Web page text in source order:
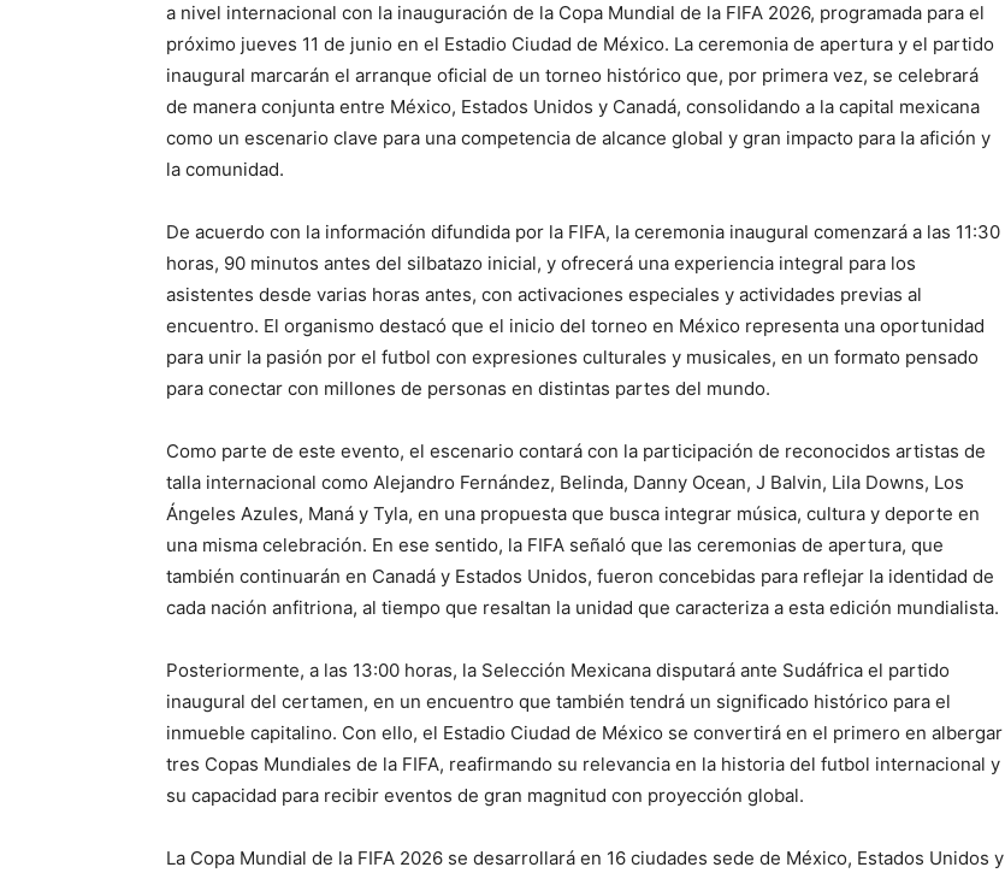
a nivel internacional con la inauguración de la Copa Mundial de la FIFA 2026, programada para el
próximo jueves 11 de junio en el Estadio Ciudad de México. La ceremonia de apertura y el partido
inaugural marcarán el arranque oficial de un torneo histórico que, por primera vez, se celebrará
de manera conjunta entre México, Estados Unidos y Canadá, consolidando a la capital mexicana
como un escenario clave para una competencia de alcance global y gran impacto para la afición y
la comunidad.
De acuerdo con la información difundida por la FIFA, la ceremonia inaugural comenzará a las 11:30
horas, 90 minutos antes del silbatazo inicial, y ofrecerá una experiencia integral para los
asistentes desde varias horas antes, con activaciones especiales y actividades previas al
encuentro. El organismo destacó que el inicio del torneo en México representa una oportunidad
para unir la pasión por el futbol con expresiones culturales y musicales, en un formato pensado
para conectar con millones de personas en distintas partes del mundo.
Como parte de este evento, el escenario contará con la participación de reconocidos artistas de
talla internacional como Alejandro Fernández, Belinda, Danny Ocean, J Balvin, Lila Downs, Los
Ángeles Azules, Maná y Tyla, en una propuesta que busca integrar música, cultura y deporte en
una misma celebración. En ese sentido, la FIFA señaló que las ceremonias de apertura, que
también continuarán en Canadá y Estados Unidos, fueron concebidas para reflejar la identidad de
cada nación anfitriona, al tiempo que resaltan la unidad que caracteriza a esta edición mundialista.
Posteriormente, a las 13:00 horas, la Selección Mexicana disputará ante Sudáfrica el partido
inaugural del certamen, en un encuentro que también tendrá un significado histórico para el
inmueble capitalino. Con ello, el Estadio Ciudad de México se convertirá en el primero en albergar
tres Copas Mundiales de la FIFA, reafirmando su relevancia en la historia del futbol internacional y
su capacidad para recibir eventos de gran magnitud con proyección global.
La Copa Mundial de la FIFA 2026 se desarrollará en 16 ciudades sede de México, Estados Unidos y